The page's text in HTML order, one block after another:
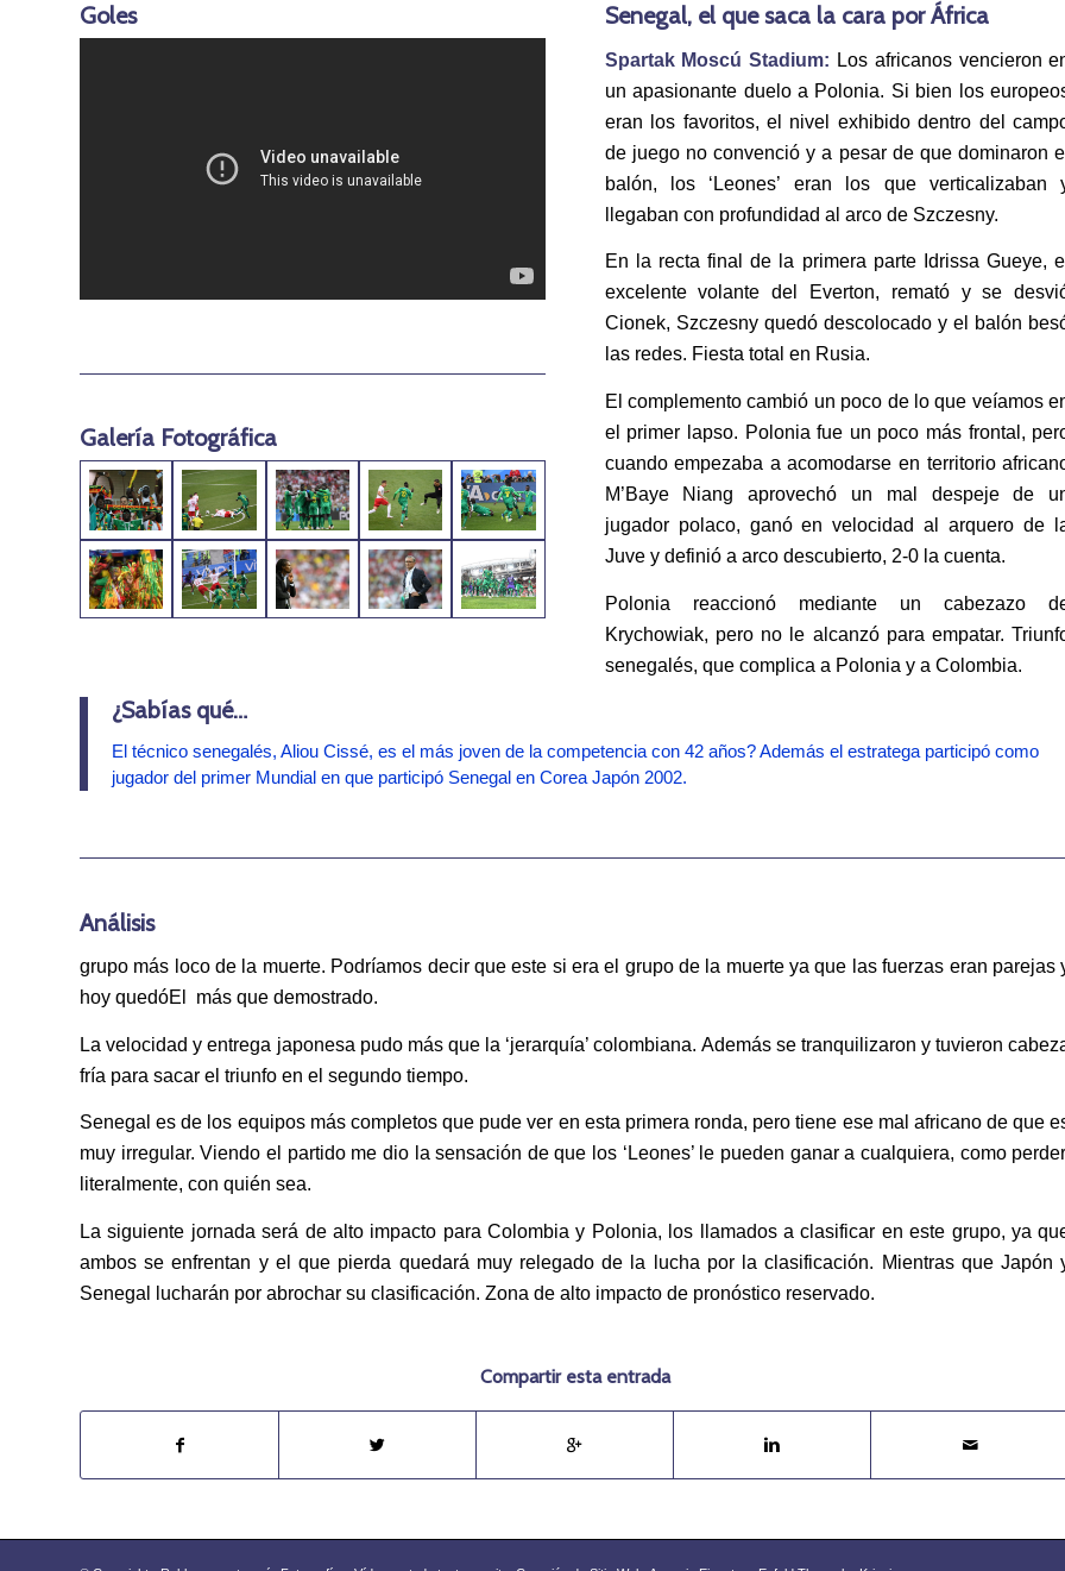
Goles
Galería Fotográfica
Senegal, el que saca la cara por África
Spartak Moscú Stadium: Los africanos vencieron
un apasionante duelo a Polonia. Si bien los
eran los favoritos, el nivel exhibido dentro del
de juego no convenció y a pesar de que dominaron el
balón, los ‘Leones’ eran los que verticalizaban
llegaban con profundidad al arco de Szczesny.
En la recta final de la primera parte Idrissa Gueye, el
excelente volante del Everton, remató y se
Cionek, Szczesny quedó descolocado y el balón
las redes. Fiesta total en Rusia.
El complemento cambió un poco de lo que veíamos
el primer lapso. Polonia fue un poco más frontal,
cuando empezaba a acomodarse en territorio
M’Baye Niang aprovechó un mal despeje de
jugador polaco, ganó en velocidad al arquero de
Juve y definió a arco descubierto, 2-0 la cuenta.
Polonia reaccionó mediante un cabezazo
Krychowiak, pero no le alcanzó para empatar.
senegalés, que complica a Polonia y a Colombia.
¿Sabías qué…
El técnico senegalés, Aliou Cissé, es el más joven de la competencia con 42 años? Además el estratega participó como
jugador del primer Mundial en que participó Senegal en Corea Japón 2002.
Análisis
grupo más loco de la muerte. Podríamos decir que este si era el grupo de la muerte ya que las fuerzas eran parejas
hoy quedóEl más que demostrado.
La velocidad y entrega japonesa pudo más que la ‘jerarquía’ colombiana. Además se tranquilizaron y tuvieron
fría para sacar el triunfo en el segundo tiempo.
Senegal es de los equipos más completos que pude ver en esta primera ronda, pero tiene ese mal africano de que
muy irregular. Viendo el partido me dio la sensación de que los ‘Leones’ le pueden ganar a cualquiera, como
literalmente, con quién sea.
La siguiente jornada será de alto impacto para Colombia y Polonia, los llamados a clasificar en este grupo, ya
ambos se enfrentan y el que pierda quedará muy relegado de la lucha por la clasificación. Mientras que Japón
Senegal lucharán por abrochar su clasificación. Zona de alto impacto de pronóstico reservado.
Compartir esta entrada